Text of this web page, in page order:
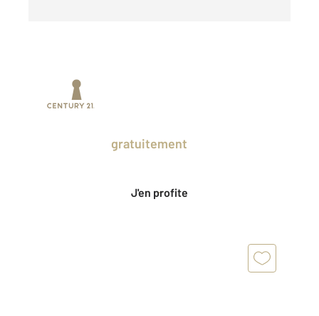
gratuitement
J'en profite